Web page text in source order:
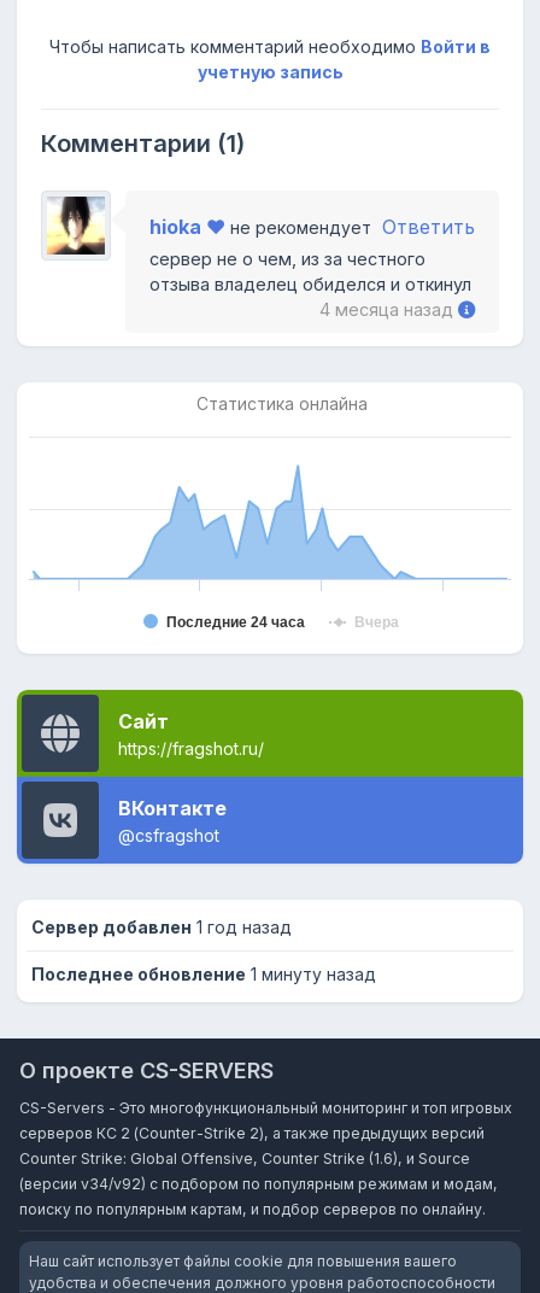
Чтобы написать комментарий необходимо Войти в
учетную запись
Комментарии (1)
hioka ❤ не рекомендует Ответить
сервер не о чем, из за честного
отзыва владелец обиделся и откинул
4 месяца назад
Последние 24 часа Вчера
Статистика онлайна
Сайт
https://fragshot.ru/
ВКонтакте
@csfragshot
Сервер добавлен 1 год назад
Последнее обновление 1 минуту назад
О проекте CS-SERVERS
CS-Servers - Это многофункциональный мониторинг и топ игровых
серверов КС 2 (Counter-Strike 2), а также предыдущих версий
Counter Strike: Global Offensive, Counter Strike (1.6), и Source
(версии v34/v92) с подбором по популярным режимам и модам,
поиску по популярным картам, и подбор серверов по онлайну.
Наш сайт использует файлы cookie для повышения вашего
удобства и обеспечения должного уровня работоспособности